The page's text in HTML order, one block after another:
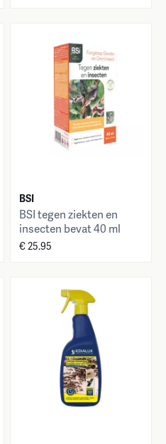
BSI
BSI tegen ziekten en
insecten bevat 40 ml
fungistop garden
€ 25.95